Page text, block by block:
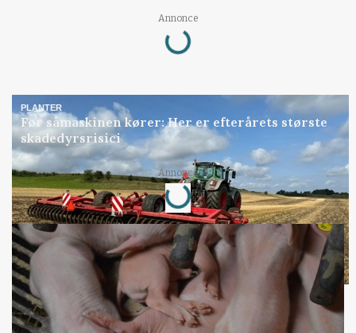
Annonce
Loading...
PLANTER
Før såmaskinen kører: Her er efterårets største
skadedyrsrisici
Annonce
Loading...